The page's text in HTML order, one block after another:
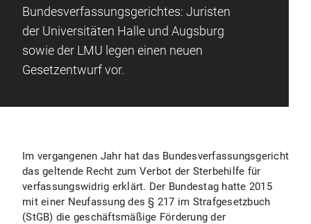
Bundesverfassungsgerichtes: Juristen
der Universitäten Halle und Augsburg
sowie der LMU legen einen neuen
Gesetzentwurf vor.
Im vergangenen Jahr hat das Bundesverfassungsgericht
das geltende Recht zum Verbot der Sterbehilfe für
verfassungswidrig erklärt. Der Bundestag hatte 2015
mit einer Neufassung des § 217 im Strafgesetzbuch
(StGB) die geschäftsmäßige Förderung der